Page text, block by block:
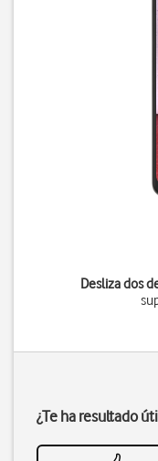
Desliza dos
¿Te ha resultado